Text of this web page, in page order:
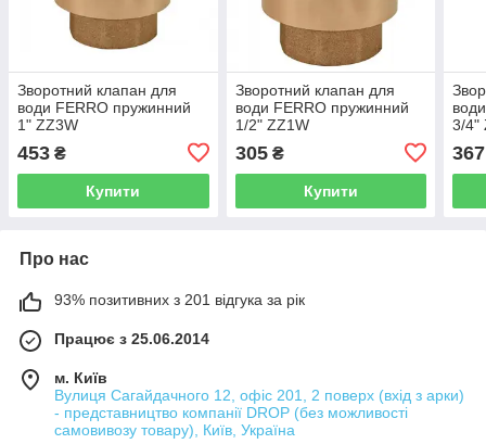
Зворотний клапан для
води FERRO пружинний
1" ZZ3W
453 ₴
Купити
Зворотний клапан для
води FERRO пружинний
1/2" ZZ1W
305₴
Купити
3/4"
367
Про нас
93% позитивних з 201 відгука за рік
Працює з 25.06.2014
м. Київ
Вулиця Сагайдачного 12, офіс 201, 2 поверх (вхід з арки)
- представництво компанії DROP (без можливості
самовивозу товару), Київ, Україна